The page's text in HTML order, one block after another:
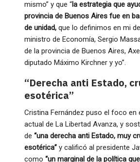
mismo” y que “la estrategia que
provincia de Buenos Aires fue en
de unidad, que lo definimos en mi
ministro de Economía, Sergio
de la provincia de Buenos Aires,
diputado Máximo Kirchner y yo”.
“Derecha anti Estado,
esotérica”
Cristina Fernández puso el foco en
actual de La Libertad Avanza, y
de “una derecha anti Estado, muy
esotérica” y calificó al presidente
como “un marginal de la política